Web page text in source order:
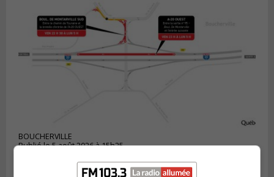
BOUCHERVILLE
Publié le 5 août 2026 à 15h25
l’autoroute 20 à Boucherville